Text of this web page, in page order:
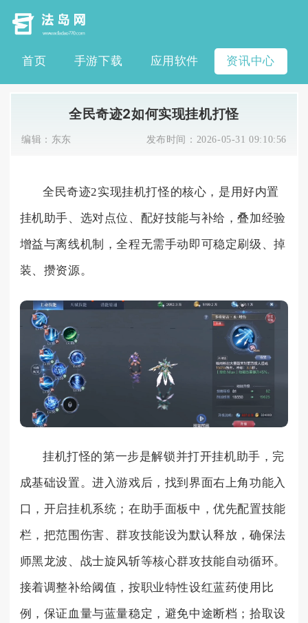
首页 手游下载 应用软件 资讯中心
全民奇迹2如何实现挂机打怪
编辑： 东东 发布时间： 2026-05-31 09:10:56
全民奇迹2实现挂机打怪的核心，是用好内置
挂机助手、选对点位、配好技能与补给，叠加经验
增益与离线机制，全程无需手动即可稳定刷级、掉
装、攒资源。
挂机打怪的第一步是解锁并打开挂机助手，完
成基础设置。进入游戏后，找到界面右上角功能入
口，开启挂机系统；在助手面板中，优先配置技能
栏，把范围伤害、群攻技能设为默认释放，确保法
师黑龙波、战士旋风斩等核心群攻技能自动循环。
接着调整补给阈值，按职业特性设红蓝药使用比
例，保证血量与蓝量稳定，避免中途断档；拾取设